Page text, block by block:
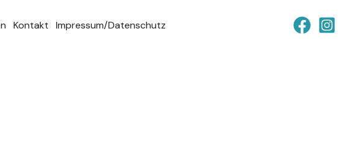
Kontakt Impressum/Datenschutz